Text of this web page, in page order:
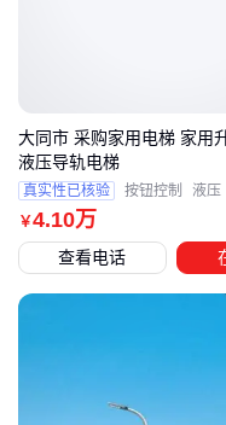
安全系统
特别提醒：
建筑结构
业主协调
￥4.10万
大同市 采购家用电梯 家用
液压导轨电梯
真实性已核验 按钮控制 液压
查看电话